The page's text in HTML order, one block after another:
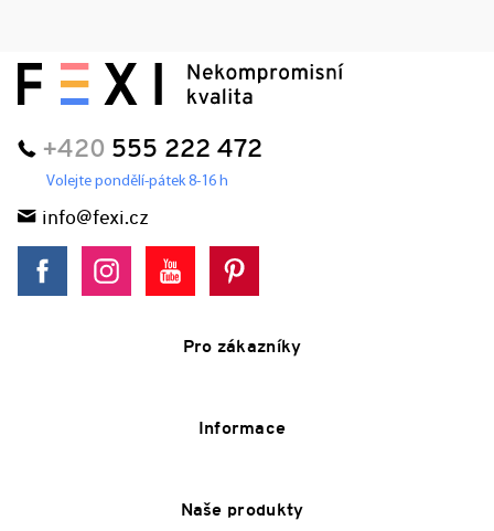
+420 555 222 472
Volejte pondělí-pátek 8-16 h
info@fexi.cz
Pro zákazníky
Informace
Naše produkty